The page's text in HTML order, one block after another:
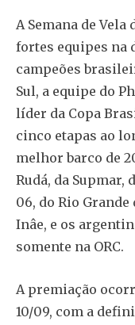
A Semana de
fortes equipes na
campeões
Sul, a equipe do
líder da Copa
cinco etapas ao
melhor barco de
Rudá, da Supmar,
06, do Rio Grande
Inâe, e os
somente na ORC.
A premiação
10/09, com a